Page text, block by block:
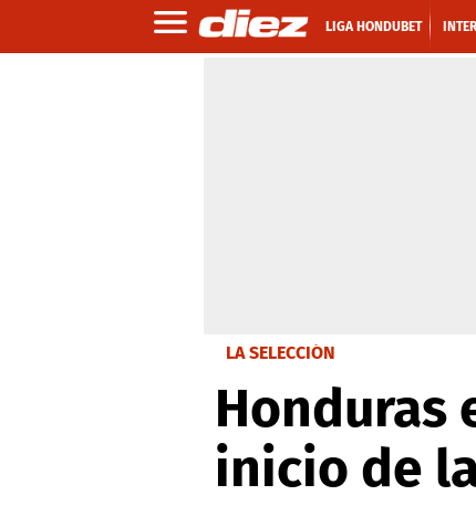
LIGA HONDUBET
LA SELECCIÓN
Honduras
inicio de